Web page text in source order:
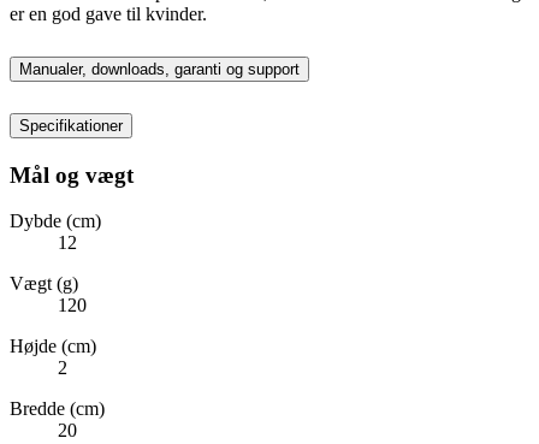
er en god gave til kvinder.
Manualer, downloads, garanti og support
Specifikationer
Mål og vægt
Dybde (cm)
12
Vægt (g)
120
Højde (cm)
2
Bredde (cm)
20